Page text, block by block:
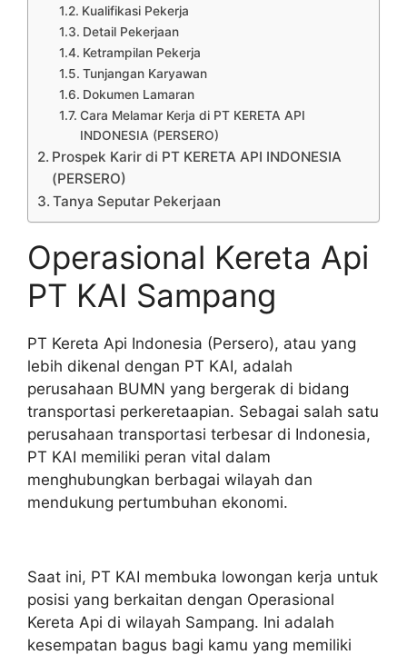
Kualifikasi Pekerja
Detail Pekerjaan
Ketrampilan Pekerja
Tunjangan Karyawan
Dokumen Lamaran
Cara Melamar Kerja di PT KERETA API
INDONESIA (PERSERO)
Prospek Karir di PT KERETA API INDONESIA
(PERSERO)
Tanya Seputar Pekerjaan
Operasional Kereta Api
PT KAI Sampang
PT Kereta Api Indonesia (Persero), atau yang
lebih dikenal dengan PT KAI, adalah
perusahaan BUMN yang bergerak di bidang
transportasi perkeretaapian. Sebagai salah satu
perusahaan transportasi terbesar di Indonesia,
PT KAI memiliki peran vital dalam
menghubungkan berbagai wilayah dan
mendukung pertumbuhan ekonomi.
Saat ini, PT KAI membuka lowongan kerja untuk
posisi yang berkaitan dengan Operasional
Kereta Api di wilayah Sampang. Ini adalah
kesempatan bagus bagi kamu yang memiliki